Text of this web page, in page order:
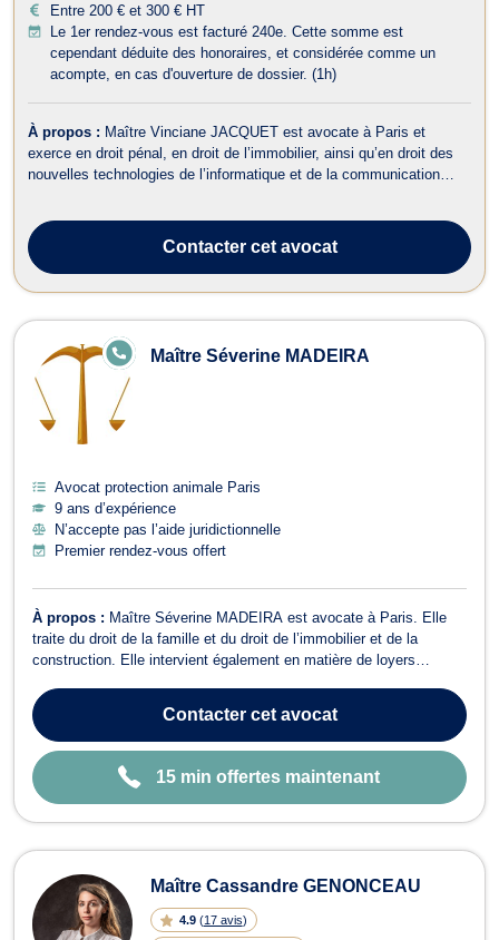
Entre 200 € et 300 € HT
Le 1er rendez-vous est facturé 240e. Cette somme est
cependant déduite des honoraires, et considérée comme un
acompte, en cas d'ouverture de dossier. (1h)
À propos : Maître Vinciane JACQUET est avocate à Paris et
exerce en droit pénal, en droit de l’immobilier, ainsi qu’en droit des
nouvelles technologies de l’informatique et de la communication
en cause, mineu...
Contactercet avocat
Maître Séverine MADEIRA
E
N
G
N
E
Avocat protection animale Paris
9 ans d’expérience
N’accepte pas l’aide juridictionnelle
Premier rendez-vous offert
À propos : Maître Séverine MADEIRA est avocate à Paris. Elle
traite du droit de la famille et du droit de l’immobilier et de la
construction. Elle intervient également en matière de loyers
famille, Maître Séverine MADEIRA vous conseille et vous
représente si votre dossier ...
Contactercet avocat
15 min offertes maintenant
Maître Cassandre GENONCEAU
4.9 (17 avis)